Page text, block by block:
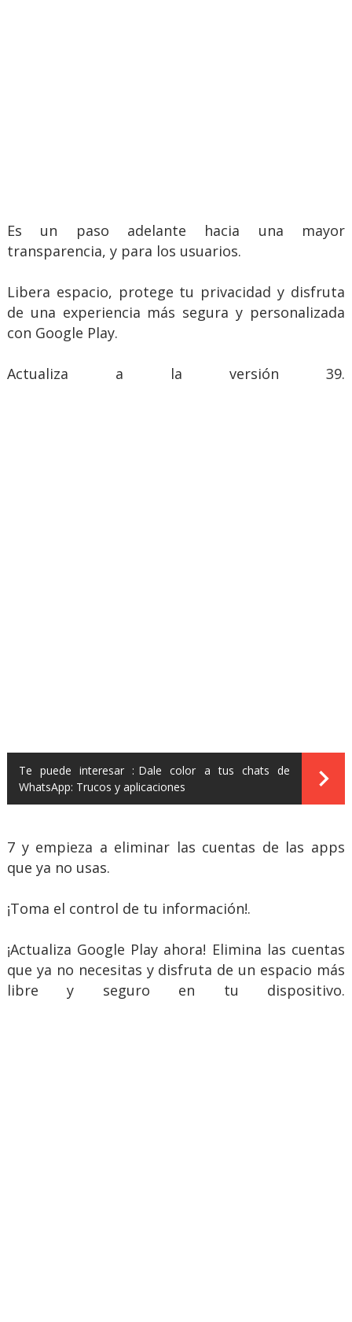
Es un paso adelante hacia una mayor
transparencia, y para los usuarios.
Libera espacio, protege tu privacidad y disfruta
de una experiencia más segura y personalizada
con Google Play.
Actualiza a la versión 39.
Te puede interesar : Dale color a tus chats de
WhatsApp: Trucos y aplicaciones
7 y empieza a eliminar las cuentas de las apps
que ya no usas.
¡Toma el control de tu información!.
¡Actualiza Google Play ahora! Elimina las cuentas
que ya no necesitas y disfruta de un espacio más
libre y seguro en tu dispositivo.